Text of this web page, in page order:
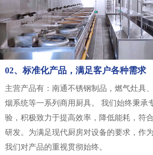
02、标准化产品，满足客户各种需求
主营产品有：南通不锈钢制品，燃气灶具
烟系统等一系列商用厨具。 我们始终秉承
验，积极致力于提高效率，降低能耗，符
研发。为满足现代厨房对设备的要求，作
我们对产品的重视贯彻始终。